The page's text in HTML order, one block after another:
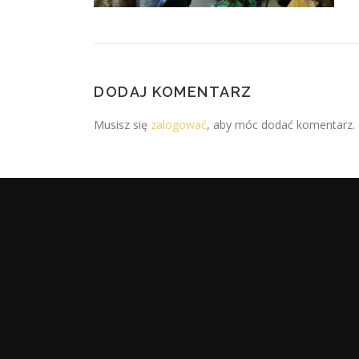
DODAJ KOMENTARZ
Musisz się zalogować, aby móc dodać komentarz.